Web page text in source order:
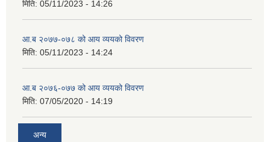
मिति: 05/11/2023 - 14:26
आ.ब २०७७-०७८ को आय व्ययको विवरण
मिति: 05/11/2023 - 14:24
आ.ब २०७६-०७७ को आय व्ययको विवरण
मिति: 07/05/2020 - 14:19
अन्य